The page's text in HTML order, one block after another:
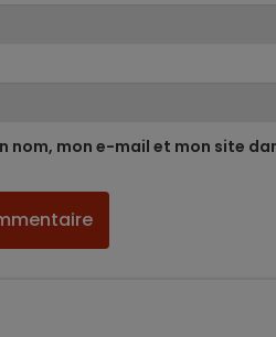
nom, mon e-mail et mon site